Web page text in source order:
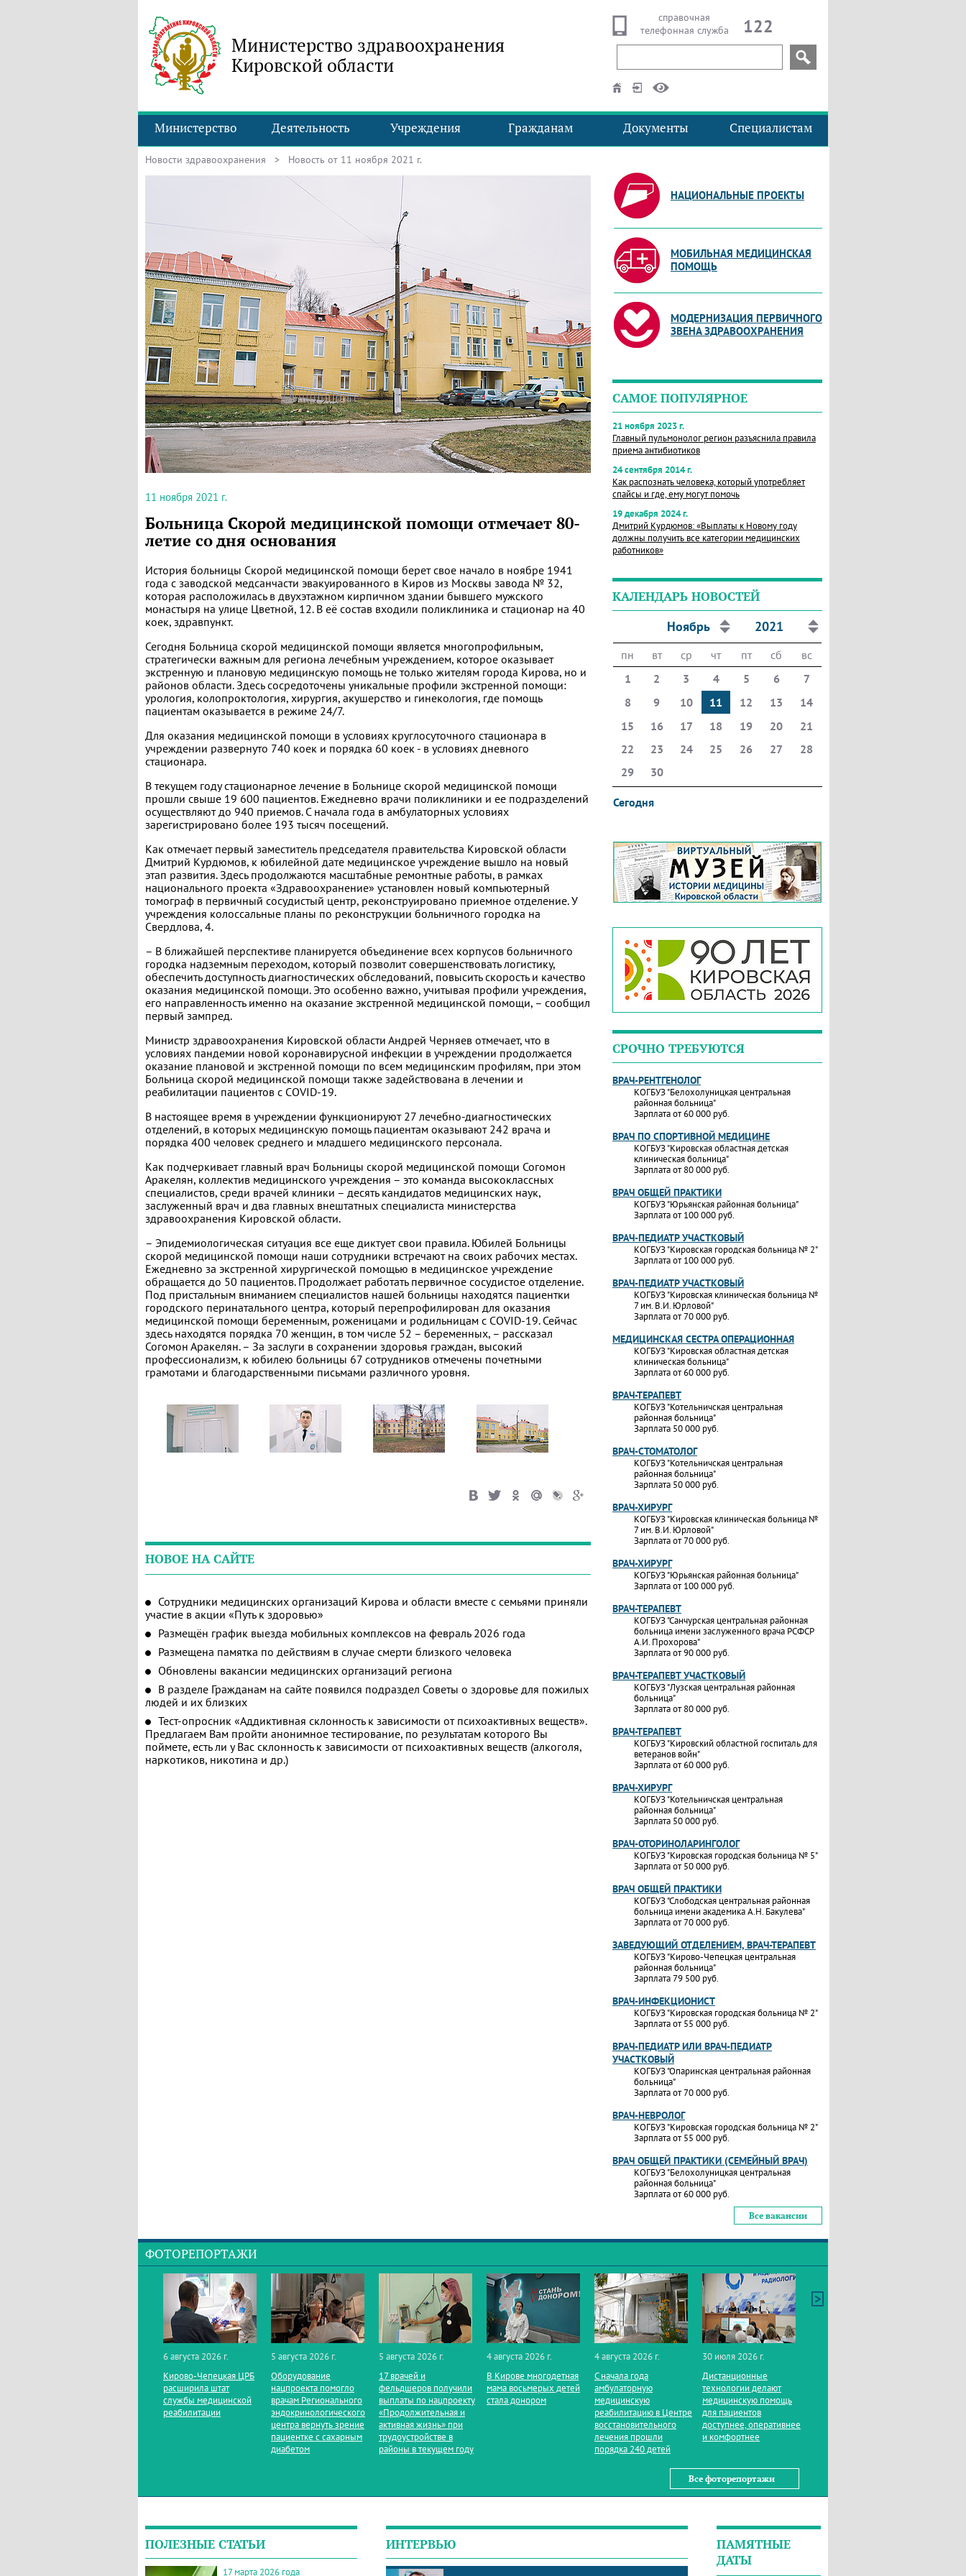
Министерство здравоохранения
Кировской области
справочная
телефонная служба
122
Министерство Деятельность Учреждения Гражданам Документы Специалистам
Новости здравоохранения > Новость от 11 ноября 2021 г.
11 ноября 2021 г.
Больница Скорой медицинской помощи отмечает 80-
летие со дня основания
История больницы Скорой медицинской помощи берет свое начало в ноябре 1941
года с заводской медсанчасти эвакуированного в Киров из Москвы завода № 32,
которая расположилась в двухэтажном кирпичном здании бывшего мужского
монастыря на улице Цветной, 12. В её состав входили поликлиника и стационар на 40
коек, здравпункт.
Сегодня Больница скорой медицинской помощи является многопрофильным,
стратегически важным для региона лечебным учреждением, которое оказывает
экстренную и плановую медицинскую помощь не только жителям города Кирова, но и
районов области. Здесь сосредоточены уникальные профили экстренной помощи:
урология, колопроктология, хирургия, акушерство и гинекология, где помощь
пациентам оказывается в режиме 24/7.
Для оказания медицинской помощи в условиях круглосуточного стационара в
учреждении развернуто 740 коек и порядка 60 коек - в условиях дневного
стационара.
В текущем году стационарное лечение в Больнице скорой медицинской помощи
прошли свыше 19 600 пациентов. Ежедневно врачи поликлиники и ее подразделений
осуществляют до 940 приемов. С начала года в амбулаторных условиях
зарегистрировано более 193 тысяч посещений.
Как отмечает первый заместитель председателя правительства Кировской области
Дмитрий Курдюмов, к юбилейной дате медицинское учреждение вышло на новый
этап развития. Здесь продолжаются масштабные ремонтные работы, в рамках
национального проекта «Здравоохранение» установлен новый компьютерный
томограф в первичный сосудистый центр, реконструировано приемное отделение. У
учреждения колоссальные планы по реконструкции больничного городка на
Свердлова, 4.
– В ближайшей перспективе планируется объединение всех корпусов больничного
городка надземным переходом, который позволит совершенствовать логистику,
обеспечить доступность диагностических обследований, повысить скорость и качество
оказания медицинской помощи. Это особенно важно, учитывая профили учреждения,
его направленность именно на оказание экстренной медицинской помощи, – сообщил
первый зампред.
Министр здравоохранения Кировской области Андрей Черняев отмечает, что в
условиях пандемии новой коронавирусной инфекции в учреждении продолжается
оказание плановой и экстренной помощи по всем медицинским профилям, при этом
Больница скорой медицинской помощи также задействована в лечении и
реабилитации пациентов с COVID-19.
В настоящее время в учреждении функционируют 27 лечебно-диагностических
отделений, в которых медицинскую помощь пациентам оказывают 242 врача и
порядка 400 человек среднего и младшего медицинского персонала.
Как подчеркивает главный врач Больницы скорой медицинской помощи Согомон
Аракелян, коллектив медицинского учреждения – это команда высококлассных
специалистов, среди врачей клиники – десять кандидатов медицинских наук,
заслуженный врач и два главных внештатных специалиста министерства
здравоохранения Кировской области.
– Эпидемиологическая ситуация все еще диктует свои правила. Юбилей Больницы
скорой медицинской помощи наши сотрудники встречают на своих рабочих местах.
Ежедневно за экстренной хирургической помощью в медицинское учреждение
обращается до 50 пациентов. Продолжает работать первичное сосудистое отделение.
Под пристальным вниманием специалистов нашей больницы находятся пациентки
городского перинатального центра, который перепрофилирован для оказания
медицинской помощи беременным, роженицами и родильницам с COVID-19. Сейчас
здесь находятся порядка 70 женщин, в том числе 52 – беременных, – рассказал
Согомон Аракелян. – За заслуги в сохранении здоровья граждан, высокий
профессионализм, к юбилею больницы 67 сотрудников отмечены почетными
грамотами и благодарственными письмами различного уровня.
НОВОЕ НА САЙТЕ
Сотрудники медицинских организаций Кирова и области вместе с семьями приняли
участие в акции «Путь к здоровью»
Размещён график выезда мобильных комплексов на февраль 2026 года
Размещена памятка по действиям в случае смерти близкого человека
Обновлены вакансии медицинских организаций региона
В разделе Гражданам на сайте появился подраздел Советы о здоровье для пожилых
людей и их близких
Тест-опросник «Аддиктивная склонность к зависимости от психоактивных веществ».
Предлагаем Вам пройти анонимное тестирование, по результатам которого Вы
поймете, есть ли у Вас склонность к зависимости от психоактивных веществ (алкоголя,
наркотиков, никотина и др.)
НАЦИОНАЛЬНЫЕ ПРОЕКТЫ
МОБИЛЬНАЯ МЕДИЦИНСКАЯ
ПОМОЩЬ
МОДЕРНИЗАЦИЯ ПЕРВИЧНОГО
ЗВЕНА ЗДРАВООХРАНЕНИЯ
САМОЕ ПОПУЛЯРНОЕ
21 ноября 2023 г.
Главный пульмонолог регион разъяснила правила
приема антибиотиков
24 сентября 2014 г.
Как распознать человека, который употребляет
спайсы и где, ему могут помочь
19 декабря 2024 г.
Дмитрий Курдюмов: «Выплаты к Новому году
должны получить все категории медицинских
работников»
КАЛЕНДАРЬ НОВОСТЕЙ
Ноябрь 2021
пн вт ср чт пт сб
вс
1
2 3 4 5 6
7
8
9 10 11 12 13
14
15
16 17 18 19 20
21
22
23 24 25 26 27
28
29
30
Сегодня
СРОЧНО ТРЕБУЮТСЯ
ВРАЧ-РЕНТГЕНОЛОГ
КОГБУЗ "Белохолуницкая центральная
районная больница"
Зарплата от 60 000 руб.
ВРАЧ ПО СПОРТИВНОЙ МЕДИЦИНЕ
КОГБУЗ "Кировская областная детская
клиническая больница"
Зарплата от 80 000 руб.
ВРАЧ ОБЩЕЙ ПРАКТИКИ
КОГБУЗ "Юрьянская районная больница"
Зарплата от 100 000 руб.
ВРАЧ-ПЕДИАТР УЧАСТКОВЫЙ
КОГБУЗ "Кировская городская больница № 2"
Зарплата от 100 000 руб.
ВРАЧ-ПЕДИАТР УЧАСТКОВЫЙ
КОГБУЗ "Кировская клиническая больница №
7 им. В.И. Юрловой"
Зарплата от 70 000 руб.
МЕДИЦИНСКАЯ СЕСТРА ОПЕРАЦИОННАЯ
КОГБУЗ "Кировская областная детская
клиническая больница"
Зарплата от 60 000 руб.
ВРАЧ-ТЕРАПЕВТ
КОГБУЗ "Котельничская центральная
районная больница"
Зарплата 50 000 руб.
ВРАЧ-СТОМАТОЛОГ
КОГБУЗ "Котельничская центральная
районная больница"
Зарплата 50 000 руб.
ВРАЧ-ХИРУРГ
КОГБУЗ "Кировская клиническая больница №
7 им. В.И. Юрловой"
Зарплата от 70 000 руб.
ВРАЧ-ХИРУРГ
КОГБУЗ "Юрьянская районная больница"
Зарплата от 100 000 руб.
ВРАЧ-ТЕРАПЕВТ
КОГБУЗ "Санчурская центральная районная
больница имени заслуженного врача РСФСР
А.И. Прохорова"
Зарплата от 90 000 руб.
ВРАЧ-ТЕРАПЕВТ УЧАСТКОВЫЙ
КОГБУЗ "Лузская центральная районная
больница"
Зарплата от 80 000 руб.
ВРАЧ-ТЕРАПЕВТ
КОГБУЗ "Кировский областной госпиталь для
ветеранов войн"
Зарплата от 60 000 руб.
ВРАЧ-ХИРУРГ
КОГБУЗ "Котельничская центральная
районная больница"
Зарплата 50 000 руб.
ВРАЧ-ОТОРИНОЛАРИНГОЛОГ
КОГБУЗ "Кировская городская больница № 5"
Зарплата от 50 000 руб.
ВРАЧ ОБЩЕЙ ПРАКТИКИ
КОГБУЗ "Слободская центральная районная
больница имени академика А.Н. Бакулева"
Зарплата от 70 000 руб.
ЗАВЕДУЮЩИЙ ОТДЕЛЕНИЕМ, ВРАЧ-ТЕРАПЕВТ
КОГБУЗ "Кирово-Чепецкая центральная
районная больница"
Зарплата 79 500 руб.
ВРАЧ-ИНФЕКЦИОНИСТ
КОГБУЗ "Кировская городская больница № 2"
Зарплата от 55 000 руб.
ВРАЧ-ПЕДИАТР ИЛИ ВРАЧ-ПЕДИАТР
УЧАСТКОВЫЙ
КОГБУЗ "Опаринская центральная районная
больница"
Зарплата от 70 000 руб.
ВРАЧ-НЕВРОЛОГ
КОГБУЗ "Кировская городская больница № 2"
Зарплата от 55 000 руб.
ВРАЧ ОБЩЕЙ ПРАКТИКИ (СЕМЕЙНЫЙ ВРАЧ)
КОГБУЗ "Белохолуницкая центральная
районная больница"
Зарплата от 60 000 руб.
Все вакансии
ФОТОРЕПОРТАЖИ
6 августа 2026 г.
Кирово‑Чепецкая ЦРБ
расширила штат
службы медицинской
реабилитации
5 августа 2026 г.
Оборудование
нацпроекта помогло
врачам Регионального
эндокринологического
центра вернуть зрение
пациентке с сахарным
диабетом
5 августа 2026 г.
17 врачей и
фельдшеров получили
выплаты по нацпроекту
«Продолжительная и
активная жизнь» при
трудоустройстве в
районы в текущем году
4 августа 2026 г.
В Кирове многодетная
мама восьмерых детей
стала донором
4 августа 2026 г.
С начала года
амбулаторную
медицинскую
реабилитацию в Центре
восстановительного
лечения прошли
порядка 240 детей
30 июля 2026 г.
Дистанционные
технологии делают
медицинскую помощь
для пациентов
доступнее, оперативнее
и комфортнее
Все фоторепортажи
ПОЛЕЗНЫЕ СТАТЬИ
17 марта 2026 года
ИНТЕРВЬЮ
ПАМЯТНЫЕ
ДАТЫ